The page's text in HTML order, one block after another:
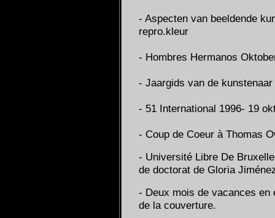
- Aspecten van beeldende
repro.kleur
- Hombres Hermanos
- Jaargids van de
- 51 International 1996- 19
- Coup de Coeur à Thomas
- Université Libre De
de doctorat de Gloria
- Deux mois de vacances
de la couverture.